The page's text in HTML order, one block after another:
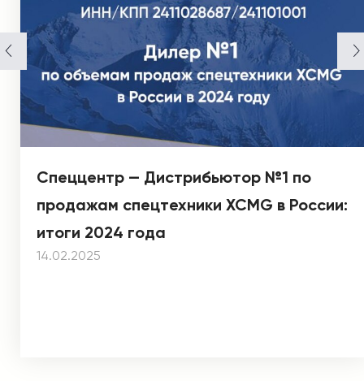
Спеццентр — Дистрибьютор №1 по
продажам спецтехники XCMG в России:
итоги 2024 года
14.02.2025